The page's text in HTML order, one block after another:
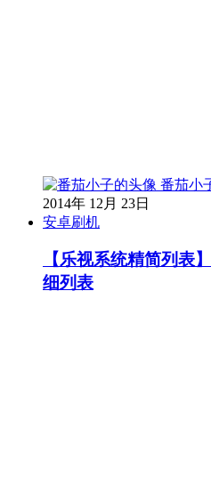
番茄小
2014年 12月 23日
安卓刷机
【乐视系统精简列表
细列表